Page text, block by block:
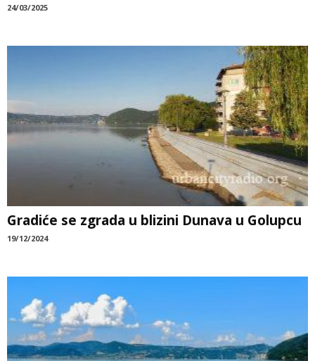
24/03/2025
Gradiće se zgrada u blizini Dunava u Golupcu
19/12/2024